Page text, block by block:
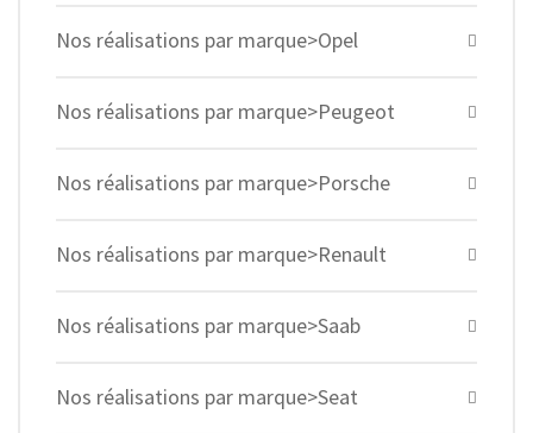
Nos réalisations par marque>Opel
Nos réalisations par marque>Peugeot
Nos réalisations par marque>Porsche
Nos réalisations par marque>Renault
Nos réalisations par marque>Saab
Nos réalisations par marque>Seat